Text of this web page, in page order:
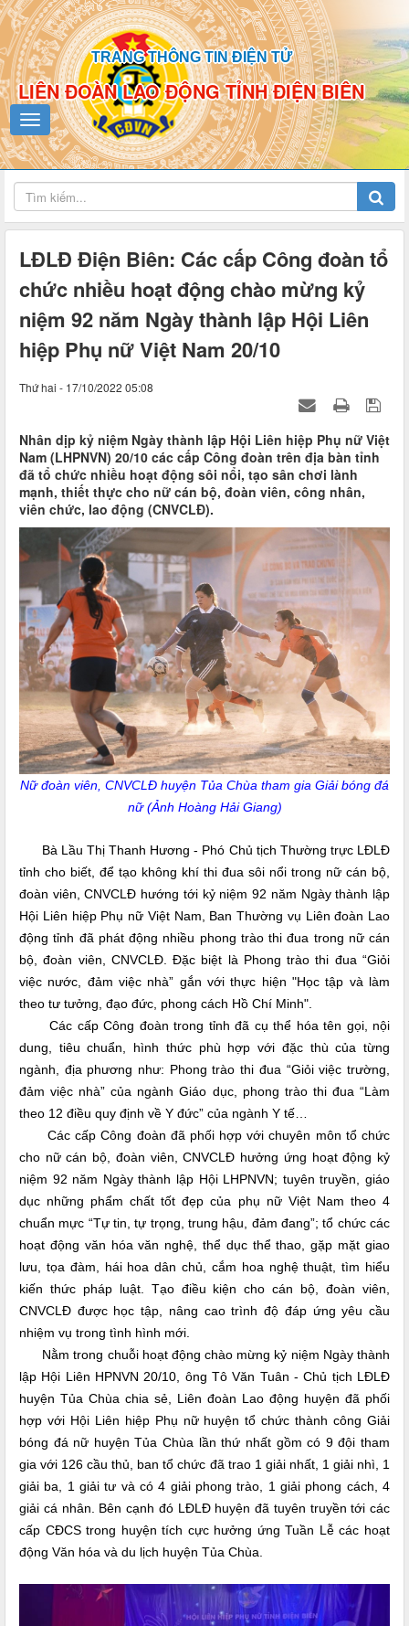
TRANG THÔNG TIN ĐIỆN TỬ
LIÊN ĐOÀN LAO ĐỘNG TỈNH ĐIỆN BIÊN
LĐLĐ Điện Biên: Các cấp Công đoàn tổ
chức nhiều hoạt động chào mừng kỷ
niệm 92 năm Ngày thành lập Hội Liên
hiệp Phụ nữ Việt Nam 20/10
Thứ hai - 17/10/2022 05:08
Nhân dịp kỷ niệm Ngày thành lập Hội Liên hiệp Phụ nữ Việt
Nam (LHPNVN) 20/10 các cấp Công đoàn trên địa bàn tỉnh
đã tổ chức nhiều hoạt động sôi nổi, tạo sân chơi lành
mạnh, thiết thực cho nữ cán bộ, đoàn viên, công nhân,
viên chức, lao động (CNVCLĐ).
Nữ đoàn viên, CNVCLĐ huyện Tủa Chùa tham gia Giải bóng đá
nữ (Ảnh Hoàng Hải Giang)
Bà Lầu Thị Thanh Hương - Phó Chủ tịch Thường trực LĐLĐ
tỉnh cho biết, để tạo không khí thi đua sôi nổi trong nữ cán bộ,
đoàn viên, CNVCLĐ hướng tới kỷ niệm 92 năm Ngày thành lập
Hội Liên hiệp Phụ nữ Việt Nam, Ban Thường vụ Liên đoàn Lao
động tỉnh đã phát động nhiều phong trào thi đua trong nữ cán
bộ, đoàn viên, CNVCLĐ. Đặc biệt là Phong trào thi đua “Giỏi
việc nước, đảm việc nhà” gắn với thực hiện "Học tập và làm
theo tư tưởng, đạo đức, phong cách Hồ Chí Minh".
Các cấp Công đoàn trong tỉnh đã cụ thể hóa tên gọi, nội
dung, tiêu chuẩn, hình thức phù hợp với đặc thù của từng
ngành, địa phương như: Phong trào thi đua “Giỏi việc trường,
đảm việc nhà” của ngành Giáo dục, phong trào thi đua “Làm
theo 12 điều quy định về Y đức” của ngành Y tế…
Các cấp Công đoàn đã phối hợp với chuyên môn tổ chức
cho nữ cán bộ, đoàn viên, CNVCLĐ hưởng ứng hoạt động kỷ
niệm 92 năm Ngày thành lập Hội LHPNVN; tuyên truyền, giáo
dục những phẩm chất tốt đẹp của phụ nữ Việt Nam theo 4
chuẩn mực “Tự tin, tự trọng, trung hậu, đảm đang”; tổ chức các
hoạt động văn hóa văn nghệ, thể dục thể thao, gặp mặt giao
lưu, tọa đàm, hái hoa dân chủ, cắm hoa nghệ thuật, tìm hiểu
kiến thức pháp luật. Tạo điều kiện cho cán bộ, đoàn viên,
CNVCLĐ được học tập, nâng cao trình độ đáp ứng yêu cầu
nhiệm vụ trong tình hình mới.
Nằm trong chuỗi hoạt động chào mừng kỷ niệm Ngày thành
lập Hội Liên HPNVN 20/10, ông Tô Văn Tuân - Chủ tịch LĐLĐ
huyện Tủa Chùa chia sẻ, Liên đoàn Lao động huyện đã phối
hợp với Hội Liên hiệp Phụ nữ huyện tổ chức thành công Giải
bóng đá nữ huyện Tủa Chùa lần thứ nhất gồm có 9 đội tham
gia với 126 cầu thủ, ban tổ chức đã trao 1 giải nhất, 1 giải nhì, 1
giải ba, 1 giải tư và có 4 giải phong trào, 1 giải phong cách, 4
giải cá nhân. Bên cạnh đó LĐLĐ huyện đã tuyên truyền tới các
cấp CĐCS trong huyện tích cực hưởng ứng Tuần Lễ các hoạt
động Văn hóa và du lịch huyện Tủa Chùa.